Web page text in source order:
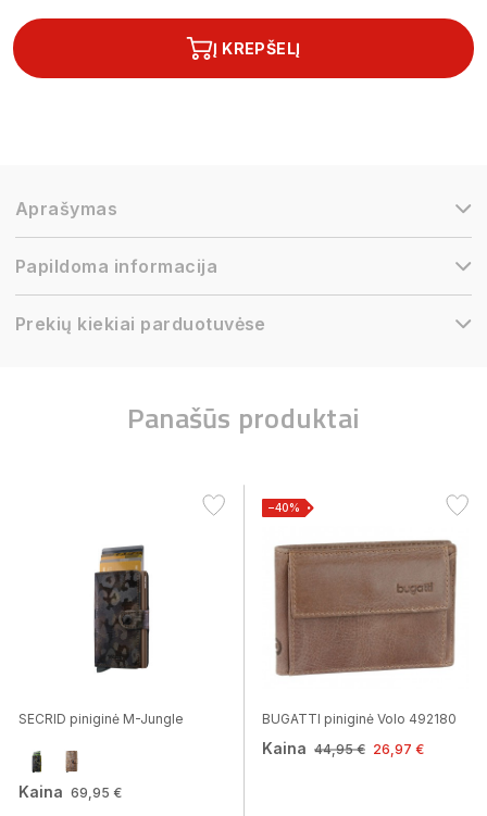
Į KREPŠELĮ
Aprašymas
Papildoma informacija
Prekių kiekiai parduotuvėse
Panašūs produktai
SECRID piniginė M-Jungle
Kaina 69,95 €
−40%
BUGATTI piniginė Volo 492180
Kaina 44,95 € 26,97 €